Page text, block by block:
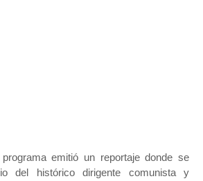
emitió un reportaje donde se
del histórico dirigente comunista y